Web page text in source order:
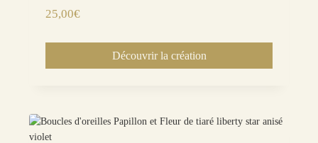
25,00€
Découvrir la création